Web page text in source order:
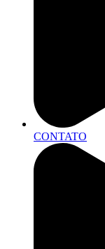
CONTATO